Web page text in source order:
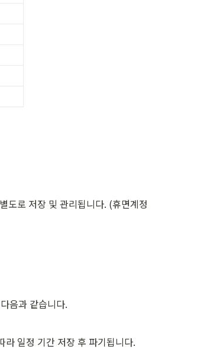
도로 저장 및 관리됩니다. (휴면계정
음과 같습니다.
일정 기간 저장 후 파기됩니다.